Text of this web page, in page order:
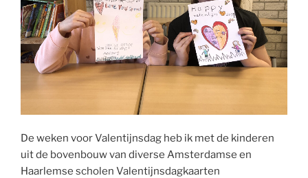
De weken voor Valentijnsdag heb ik met de kinderen
uit de bovenbouw van diverse Amsterdamse en
Haarlemse scholen Valentijnsdagkaarten